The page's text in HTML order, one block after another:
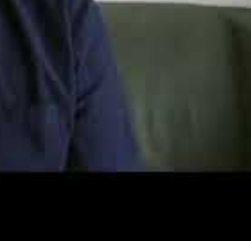
dadurch ihre Wettbewerbsfähigkeit
Europäische Hochschulraum ausgerufen
Konferenzen vereinbarten
u.a.: